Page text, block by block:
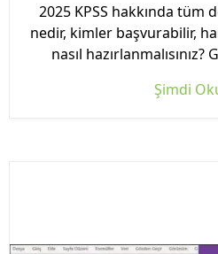
2025 KPSS hakkında tüm
nedir, kimler başvurabilir,
nasıl
Şimdi